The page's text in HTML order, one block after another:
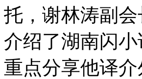
托，谢林涛副
介绍了湖南闪
重点分享他译